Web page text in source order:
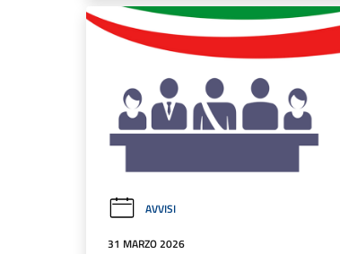
AVVISI
31 MARZO 2026